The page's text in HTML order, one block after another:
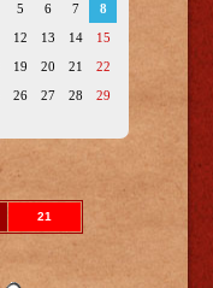
5 6 7
8
12 13 14
15
19 20 21
22
26 27 28
29
21